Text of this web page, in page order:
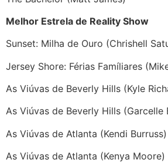
Melhor Estrela de Reality Show
Sunset: Milha de Ouro (Chrishell
Jersey Shore: Férias Famíliares
As Viúvas de Beverly Hills (Kyle
As Viúvas de Beverly Hills (Garcelle
As Viúvas de Atlanta (Kendi Burruss)
As Viúvas de Atlanta (Kenya Moore)